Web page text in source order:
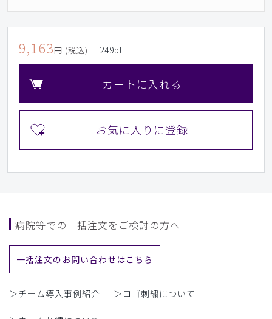
9,163円 (税込) 249pt
カートに入れる
病院等での一括注文をご検討の方へ
一括注文のお問い合わせはこちら
＞チーム導入事例紹介 ＞ロゴ刺繍について